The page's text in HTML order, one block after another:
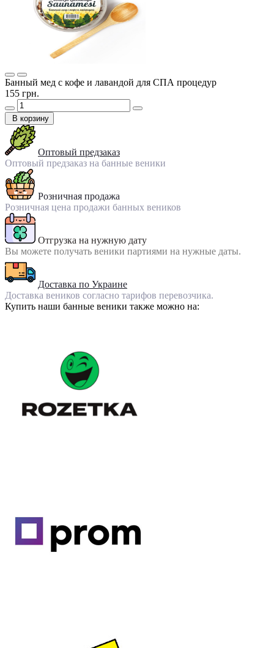
Банный мед с кофе и лавандой для СПА процедур
155 грн.
В корзину
Оптовый предзаказ
Оптовый предзаказ на банные веники
Розничная продажа
Розничная цена продажи банных веников
Отгрузка на нужную дату
Вы можете получать веники партиями на нужные даты.
Доставка по Украине
Доставка веников согласно тарифов перевозчика.
Купить наши банные веники также можно на: